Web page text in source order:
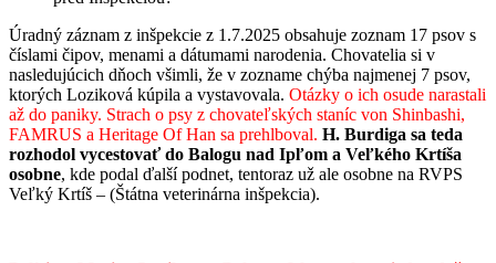
Úradný záznam z inšpekcie z 1.7.2025 obsahuje zoznam 17 psov s
číslami čipov, menami a dátumami narodenia. Chovatelia si v
nasledujúcich dňoch všimli, že v zozname chýba najmenej 7 psov,
ktorých Loziková kúpila a vystavovala. Otázky o ich osude narastali
až do paniky. Strach o psy z chovateľských staníc von Shinbashi,
FAMRUS a Heritage Of Han sa prehlboval. H. Burdiga sa teda
rozhodol vycestovať do Balogu nad Ipľom a Veľkého Krtíša
osobne, kde podal ďalší podnet, tentoraz už ale osobne na RVPS
Veľký Krtíš – (Štátna veterinárna inšpekcia).